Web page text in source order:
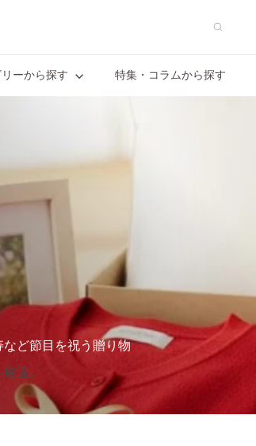
ーから探す 特集・コラムから探す
ど節目を祝う贈り物
選。